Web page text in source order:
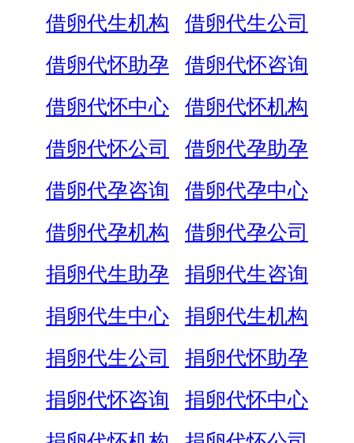
借卵代生机构
借卵代生公司
借卵代怀助孕
借卵代怀咨询
借卵代怀中心
借卵代怀机构
借卵代怀公司
借卵代孕助孕
借卵代孕咨询
借卵代孕中心
借卵代孕机构
借卵代孕公司
捐卵代生助孕
捐卵代生咨询
捐卵代生中心
捐卵代生机构
捐卵代生公司
捐卵代怀助孕
捐卵代怀咨询
捐卵代怀中心